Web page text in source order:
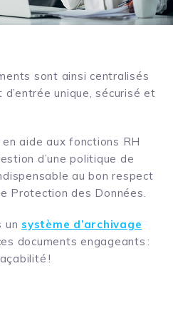
sont ainsi centralisés
unique, sécurisé et
aide aux fonctions RH
d’une politique de
au bon respect
Protection des Données.
un système d’archivage
documents engageants :
!